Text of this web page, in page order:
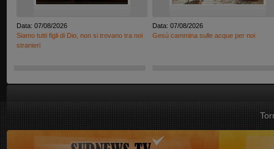
Data: 07/08/2026
Siamo tutti figli di Dio, non si trovano tra noi
stranieri
Data: 07/08/2026
Gesù cammina sulle acque per noi